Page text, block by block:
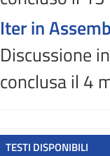
Iter in
Discussione
conclusa il 4
TESTI DISPONIBILI